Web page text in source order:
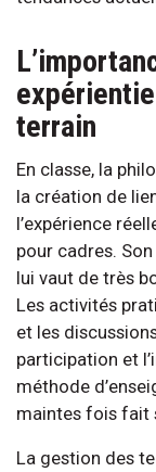
terrain
En classe, la
la création de
l’expérience
pour cadres.
lui vaut de très
Les activités
et les
participation et
méthode
maintes fois fait
La gestion des